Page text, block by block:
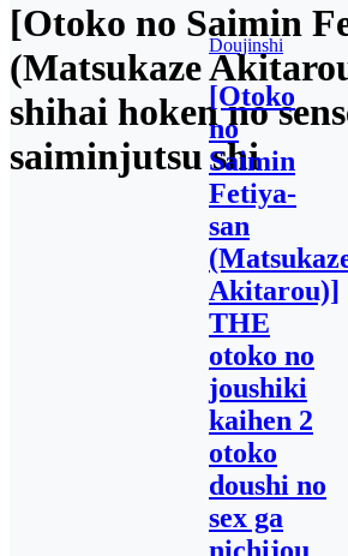
[Otoko no Saimin
(Matsukaze
shihai hoken no
saiminjutsu shi
Doujinshi
[Otoko
no
Saimin
Fetiya-
san
Akitarou)]
THE
otoko no
joushiki
kaihen 2
otoko
doushi no
sex ga
nichijou